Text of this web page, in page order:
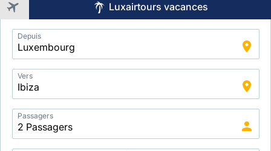
Luxairtours vacances
Application
Intelligent
Package
Search
Depuis
Vers
Passagers